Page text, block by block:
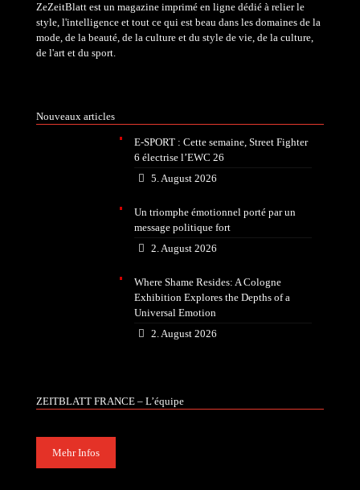
ZeZeitBlatt est un magazine imprimé en ligne dédié à relier le
style, l'intelligence et tout ce qui est beau dans les domaines de la
mode, de la beauté, de la culture et du style de vie, de la culture,
de l'art et du sport.
Nouveaux articles
E-SPORT : Cette semaine, Street Fighter
6 électrise l’EWC 26
5. August 2026
Un triomphe émotionnel porté par un
message politique fort
2. August 2026
Where Shame Resides: A Cologne
Exhibition Explores the Depths of a
Universal Emotion
2. August 2026
ZEITBLATT FRANCE – L’équipe
Mehr Infos